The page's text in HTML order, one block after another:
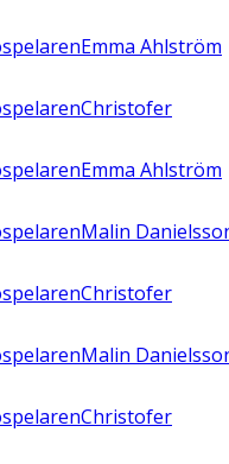
Emma Ahlström
Christofer
Emma Ahlström
Malin
Christofer
Malin
Christofer